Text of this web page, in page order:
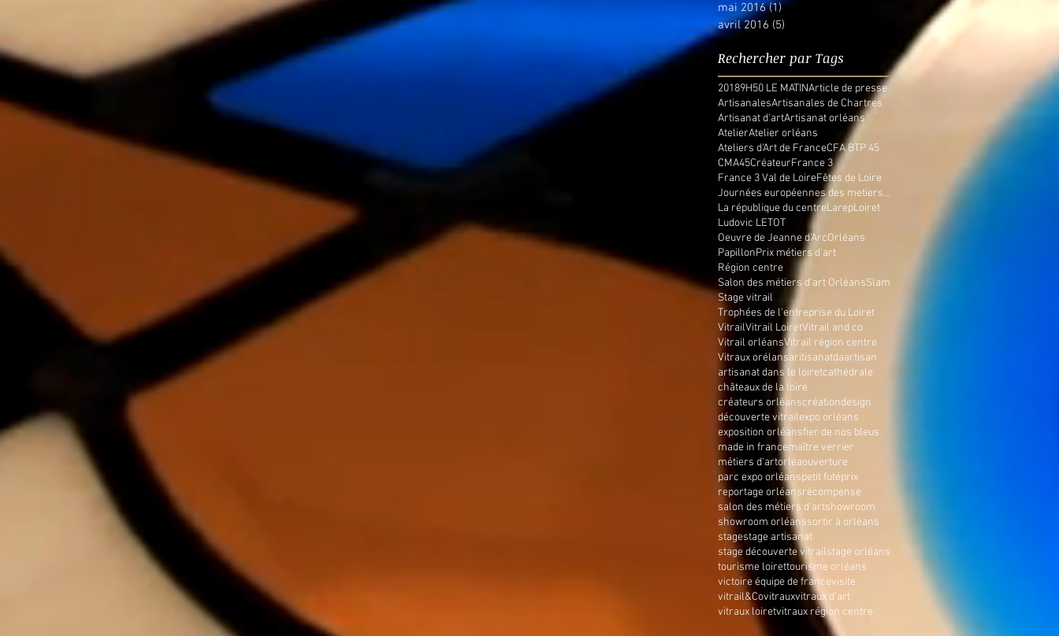
mai 2016 (1)1 post
avril 2016 (5)
Rechercher par Tags
20189H50 LE MATINArticle de presse
ArtisanalesArtisanales de Chartres
Artisanat d'artArtisanat orléans
AtelierAtelier orléans
Ateliers d'Art de FranceCFA BTP 45
CMA45CréateurFrance 3
France 3 Val de LoireFêtes de Loire
Journées européennes des metiers d'art
La république du centreLarepLoiret
Ludovic LETOT
Oeuvre de Jeanne d'ArcOrléans
PapillonPrix métiers d'art
Région centre
Salon des métiers d'art OrléansSlam
Stage vitrail
Trophées de l'entreprise du Loiret
VitrailVitrail LoiretVitrail and co
Vitrail orléansVitrail région centre
Vitraux orélansaritisanatdaartisan
artisanat dans le loiretcathédrale
châteaux de la loire
créateurs orléanscréationdesign
découverte vitrailexpo orléans
exposition orléansfier de nos bleus
made in francemaître verrier
métiers d'artorléaouverture
parc expo orléanspetit futéprix
reportage orléansrécompense
salon des métiers d'artshowroom
showroom orléanssortir à orléans
stagestage artisanat
stage découverte vitrailstage orléans
tourisme loirettourisme orléans
victoire équipe de francevisite
vitrail&Covitrauxvitraux d'art
vitraux loiretvitraux région centre